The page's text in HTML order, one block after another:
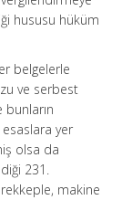
hususu hüküm
belgelerle
ve serbest
yer
olsa da
231.
makine